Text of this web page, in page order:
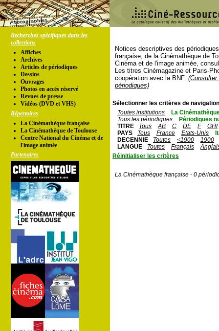
Recherches spécifiques dans les
collections
Affiches
Archives
Articles de périodiques
Dessins
Ouvrages
Photos en accés réservé
Revues de presse
Vidéos (DVD et VHS)
Répertoires
La Cinémathèque française
La Cinémathèque de Toulouse
Centre National du Cinéma et de
l'image animée
Partenaires
Notices descriptives des
française, de la Cinémathèque de
Cinéma et de l'image animée,
Les titres Cinémagazine et Paris-
coopération avec la BNF.
périodiques)
Sélectionner les critères de
Toutes institutions
La
Tous les périodiques
Périodiques
TITRE
Tous AB C DE F
GHI
PAYS
Tous France Etats-Unis
DECENNIE
Toutes <1900
1900
LANGUE
Toutes Français
Réinitialiser les critères
La Cinémathèque française - 0